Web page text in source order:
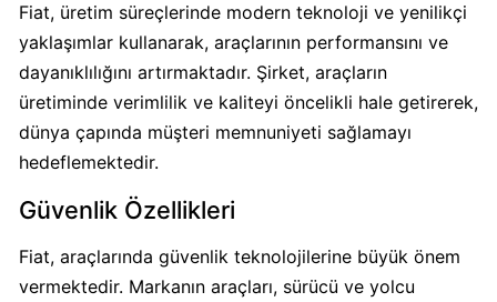
Kim?
Popeyes
boykot
mu?
Popeyes
Kimin
Sahibi
Kim?
Fiat, üretim süreçlerinde modern teknoloji ve yenilikçi
yaklaşımlar kullanarak, araçlarının performansını ve
dayanıklılığını artırmaktadır. Şirket, araçların
üretiminde verimlilik ve kaliteyi öncelikli hale getirerek,
dünya çapında müşteri memnuniyeti sağlamayı
hedeflemektedir.
Güvenlik Özellikleri
Fiat, araçlarında güvenlik teknolojilerine büyük önem
vermektedir. Markanın araçları, sürücü ve yolcu